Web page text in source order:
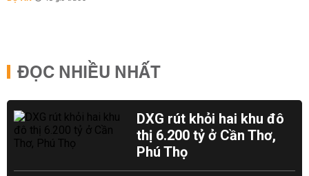
ĐỌC NHIỀU NHẤT
DXG rút khỏi hai khu đô
thị 6.200 tỷ ở Cần Thơ,
Phú Thọ